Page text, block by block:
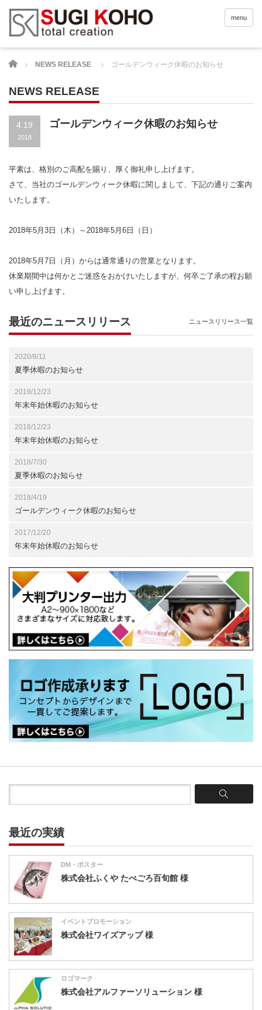
menu
Home NEWS RELEASE ゴールデンウィーク休暇のお知らせ
NEWS RELEASE
4.19
2018
ゴールデンウィーク休暇のお知らせ
平素は、格別のご高配を賜り、厚く御礼申し上げます。
さて、当社のゴールデンウィーク休暇に関しまして、下記の通りご案内
いたします。
2018年5月3日（木）～2018年5月6日（日）
2018年5月7日（月）からは通常通りの営業となります。
休業期間中は何かとご迷惑をおかけいたしますが、何卒ご了承の程お願
い申し上げます。
最近のニュースリリース
2020/8/11
夏季休暇のお知らせ
2019/12/23
年末年始休暇のお知らせ
2018/12/23
年末年始休暇のお知らせ
2018/7/30
夏季休暇のお知らせ
2018/4/19
ゴールデンウィーク休暇のお知らせ
2017/12/20
年末年始休暇のお知らせ
ニュースリリース一覧
最近の実績
DM・ポスター
株式会社ふくや たべごろ百旬館 様
イベントプロモーション
株式会社ワイズアップ 様
ロゴマーク
株式会社アルファーソリューション 様